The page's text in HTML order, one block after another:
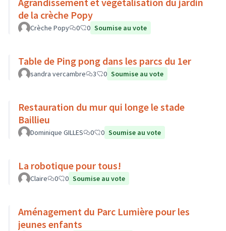
de la crèche Popy
Crèche Popy 0 0 Soumise au vote
Table de Ping pong dans les parcs du 1er
sandra vercambre 3 0 Soumise au vote
Restauration du mur qui longe le stade
Baillieu
Dominique GILLES 0 0 Soumise au vote
La robotique pour tous!
Claire 0 0 Soumise au vote
Aménagement du Parc Lumière pour les
jeunes enfants